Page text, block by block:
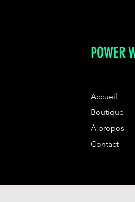
POWER
Accueil
Boutique
À propos
Contact